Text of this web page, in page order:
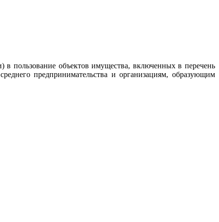
в пользование объектов имущества, включенных в перечень
предпринимательства и организациям, образующим